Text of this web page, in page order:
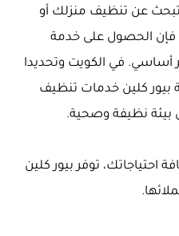
تبحث عن تنظيف منزلك أو
فإن الحصول على خدمة
أساسي. في الكويت وتحديدا
بيور كلين خدمات تنظيف
نظيفة وصحية.
احتياجاتك، توفر بيور كلين